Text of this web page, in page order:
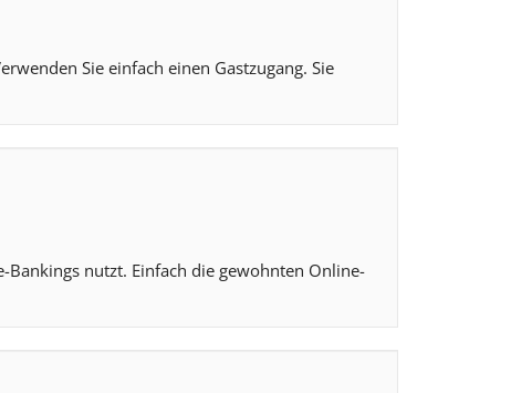
Sie einfach einen Gastzugang. Sie
nutzt. Einfach die gewohnten Online-